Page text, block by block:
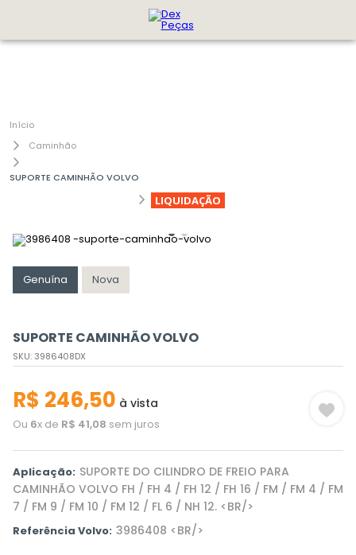
Caminhão
SUPORTE CAMINHÃO VOLVO
LIQUIDAÇÃO
Genuína Nova
SUPORTE CAMINHÃO VOLVO
SKU: 3986408DX
R$ 246,50 à vista
Ou 6x de R$ 41,08 sem juros
Aplicação: SUPORTE DO CILINDRO DE FREIO PARA
CAMINHÃO VOLVO FH / FH 4 / FH 12 / FH 16 / FM / FM 4 / FM
7 / FM 9 / FM 10 / FM 12 / FL 6 / NH 12. <BR/>
Referência Volvo: 3986408 <BR/>